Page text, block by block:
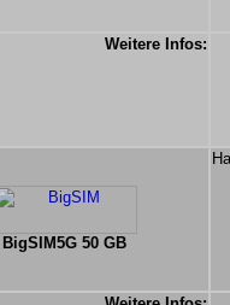
Weitere Infos:
BigSIM5G 50 GB